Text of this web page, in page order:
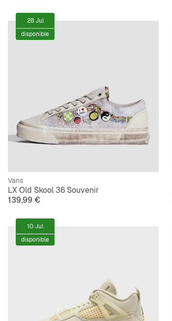
Vans
LX Old Skool 36 Souvenir
139,99 €
28 Jul
disponible
10 Jul
disponible